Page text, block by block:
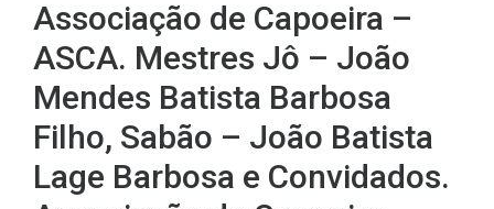
Associação de Capoeira –
ASCA. Mestres Jô – João
Mendes Batista Barbosa
Filho, Sabão – João Batista
Lage Barbosa e Convidados.